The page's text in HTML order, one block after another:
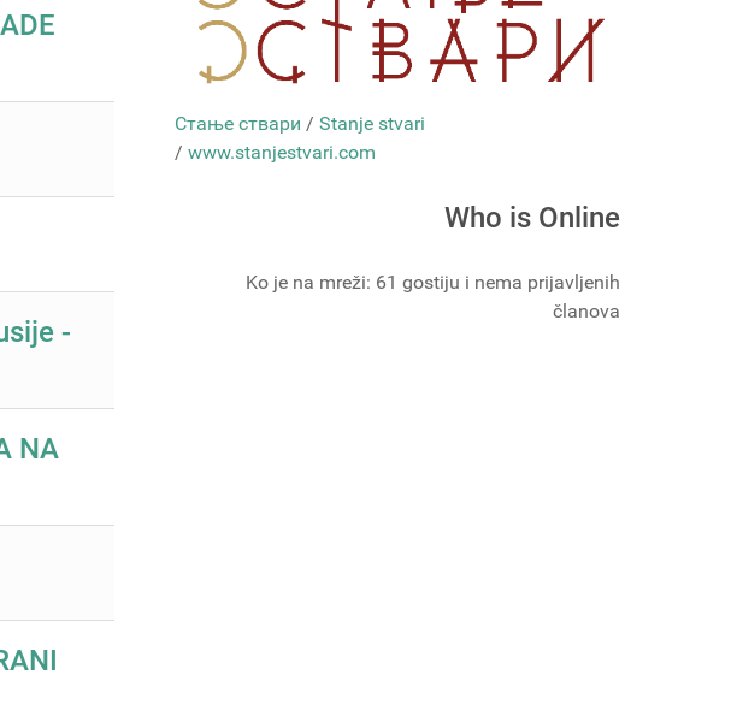
-
NA
Стање ствари / Stanje stvari
/ www.stanjestvari.com
Who is Online
Ko je na mreži: 61 gostiju i nema prijavljenih
članova